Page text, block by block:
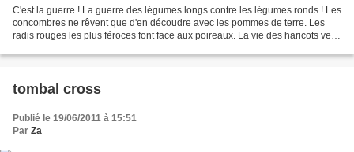
C'est la guerre ! La guerre des légumes longs contre les légumes ronds ! Les
concombres ne rêvent que d'en découdre avec les pommes de terre. Les
radis rouges les plus féroces font face aux poireaux. La vie des haricots verts
tombal cross
Publié le 19/06/2011 à 15:51
Par Za